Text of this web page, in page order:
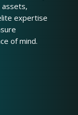
expertise
of mind.